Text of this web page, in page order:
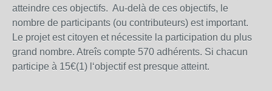
atteindre ces objectifs. Au-delà de ces objectifs, le
nombre de participants (ou contributeurs) est important.
Le projet est citoyen et nécessite la participation du plus
grand nombre. Atreîs compte 570 adhérents. Si chacun
participe à 15€(1) l‘objectif est presque atteint.